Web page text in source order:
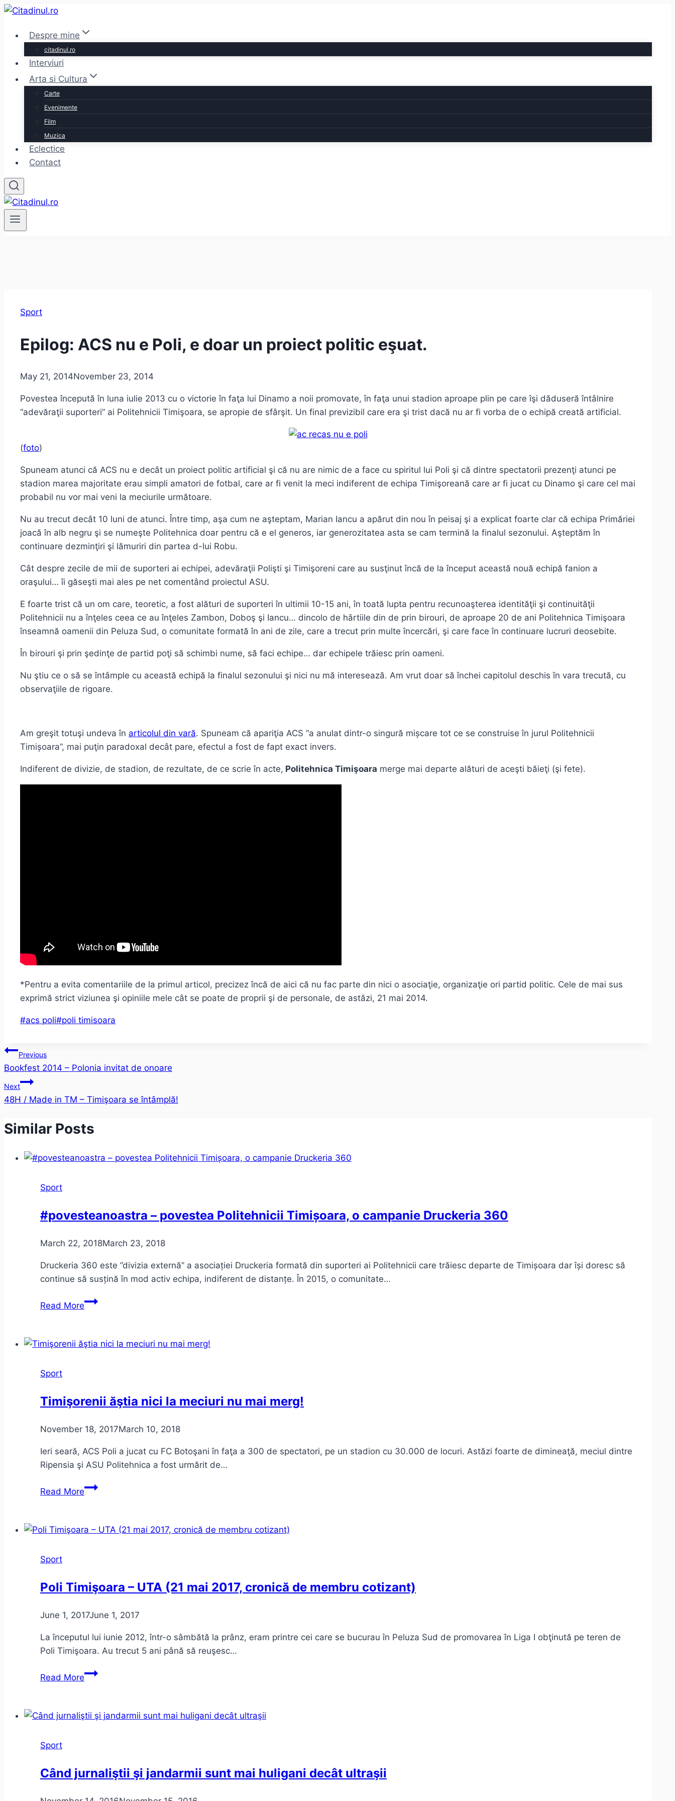
Skip
contentDespre mine
citadinul.ro
Interviuri
Arta si Cultura
Carte
Evenimente
Film
Muzica
Eclectice
Contact
Sport
Epilog: ACS nu e Poli, e doar un proiect politic eşuat.
May 21, 2014November 23, 2014
Povestea începută în luna iulie 2013 cu o victorie în faţa lui Dinamo a noii promovate, în faţa unui stadion aproape plin pe care îşi dăduseră întâlnire
“adevăraţii suporteri” ai Politehnicii Timişoara, se apropie de sfârşit. Un final previzibil care era şi trist dacă nu ar fi vorba de o echipă creată artificial.
(foto)
Spuneam atunci că ACS nu e decât un proiect politic artificial şi că nu are nimic de a face cu spiritul lui Poli şi că dintre spectatorii prezenţi atunci pe
stadion marea majoritate erau simpli amatori de fotbal, care ar fi venit la meci indiferent de echipa Timişoreană care ar fi jucat cu Dinamo şi care cel mai
probabil nu vor mai veni la meciurile următoare.
Nu au trecut decât 10 luni de atunci. Între timp, aşa cum ne aşteptam, Marian Iancu a apărut din nou în peisaj şi a explicat foarte clar că echipa Primăriei
joacă în alb negru şi se numeşte Politehnica doar pentru că e el generos, iar generozitatea asta se cam termină la finalul sezonului. Aşteptăm în
continuare dezminţiri şi lămuriri din partea d-lui Robu.
Cât despre zecile de mii de suporteri ai echipei, adevăraţii Polişti şi Timişoreni care au susţinut încă de la început această nouă echipă fanion a
oraşului… îi găseşti mai ales pe net comentând proiectul ASU.
E foarte trist că un om care, teoretic, a fost alături de suporteri în ultimii 10-15 ani, în toată lupta pentru recunoaşterea identităţii şi continuităţii
Politehnicii nu a înţeles ceea ce au înţeles Zambon, Doboş şi Iancu… dincolo de hârtiile din de prin birouri, de aproape 20 de ani Politehnica Timişoara
înseamnă oamenii din Peluza Sud, o comunitate formată în ani de zile, care a trecut prin multe încercări, şi care face în continuare lucruri deosebite.
În birouri şi prin şedinţe de partid poţi să schimbi nume, să faci echipe… dar echipele trăiesc prin oameni.
Nu ştiu ce o să se întâmple cu această echipă la finalul sezonului şi nici nu mă interesează. Am vrut doar să închei capitolul deschis în vara trecută, cu
observaţiile de rigoare.
Am greşit totuşi undeva în articolul din vară. Spuneam că apariţia ACS “a anulat dintr-o singură mișcare tot ce se construise în jurul Politehnicii
Timișoara”, mai puţin paradoxal decât pare, efectul a fost de fapt exact invers.
Indiferent de divizie, de stadion, de rezultate, de ce scrie în acte, Politehnica Timişoara merge mai departe alături de aceşti băieţi (şi fete).
*Pentru a evita comentariile de la primul articol, precizez încă de aici că nu fac parte din nici o asociaţie, organizaţie ori partid politic. Cele de mai sus
exprimă strict viziunea şi opiniile mele cât se poate de proprii şi de personale, de astăzi, 21 mai 2014.
Post
#acs poli#poli timisoara
Post
navigation
Previous
Bookfest 2014 – Polonia invitat de onoare
Next
48H / Made in TM – Timişoara se întâmplă!
Similar Posts
Sport
#povesteanoastra – povestea Politehnicii Timișoara, o campanie Druckeria 360
March 22, 2018March 23, 2018
Druckeria 360 este ”divizia externă” a asociației Druckeria formată din suporteri ai Politehnicii care trăiesc departe de Timișoara dar își doresc să
continue să susțină în mod activ echipa, indiferent de distanțe. În 2015, o comunitate…
Read More#povesteanoastra
Politehnicii
Druckeria
360
Sport
Timişorenii ăştia nici la meciuri nu mai merg!
November 18, 2017March 10, 2018
Ieri seară, ACS Poli a jucat cu FC Botoşani în faţa a 300 de spectatori, pe un stadion cu 30.000 de locuri. Astăzi foarte de dimineaţă, meciul dintre
Ripensia şi ASU Politehnica a fost urmărit de…
Read MoreTimişorenii
la
merg!
Sport
Poli Timişoara – UTA (21 mai 2017, cronică de membru cotizant)
June 1, 2017June 1, 2017
La începutul lui iunie 2012, într-o sâmbătă la prânz, eram printre cei care se bucurau în Peluza Sud de promovarea în Liga I obţinută pe teren de
Poli Timişoara. Au trecut 5 ani până să reuşesc…
Read MorePoli
UTA
cronică
de
Sport
Când jurnaliştii şi jandarmii sunt mai huligani decât ultraşii